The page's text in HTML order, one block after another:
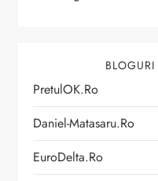
PretulOK.ro
Daniel-Matasaru.ro
EuroDelta.ro